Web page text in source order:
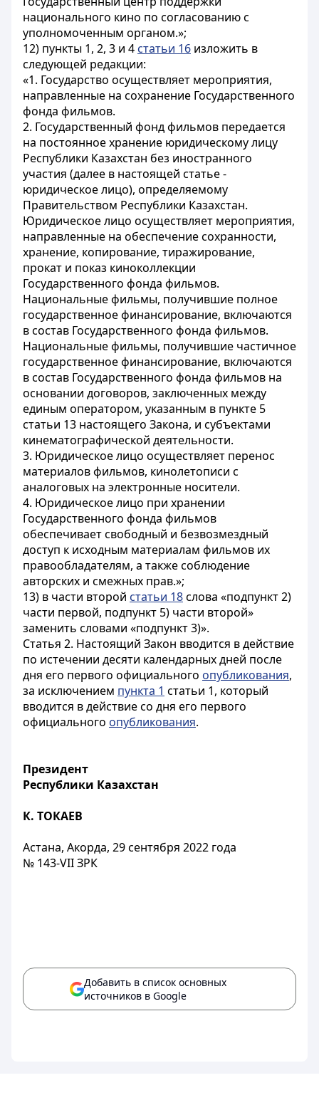
национального кино по согласованию с
уполномоченным органом.»;
12) пункты 1, 2, 3 и 4 статьи 16 изложить в
следующей редакции:
«1. Государство осуществляет мероприятия,
направленные на сохранение Государственного
фонда фильмов.
2. Государственный фонд фильмов передается
на постоянное хранение юридическому лицу
Республики Казахстан без иностранного
участия (далее в настоящей статье -
юридическое лицо), определяемому
Правительством Республики Казахстан.
Юридическое лицо осуществляет мероприятия,
направленные на обеспечение сохранности,
хранение, копирование, тиражирование,
прокат и показ киноколлекции
Государственного фонда фильмов.
Национальные фильмы, получившие полное
государственное финансирование, включаются
в состав Государственного фонда фильмов.
Национальные фильмы, получившие частичное
государственное финансирование, включаются
в состав Государственного фонда фильмов на
основании договоров, заключенных между
единым оператором, указанным в пункте 5
статьи 13 настоящего Закона, и субъектами
кинематографической деятельности.
3. Юридическое лицо осуществляет перенос
материалов фильмов, кинолетописи с
аналоговых на электронные носители.
4. Юридическое лицо при хранении
Государственного фонда фильмов
обеспечивает свободный и безвозмездный
доступ к исходным материалам фильмов их
правообладателям, а также соблюдение
авторских и смежных прав.»;
13) в части второй статьи 18слова «подпункт 2)
части первой, подпункт 5) части второй»
заменить словами «подпункт 3)».
Статья 2. Настоящий Закон вводится в действие
по истечении десяти календарных дней после
дня его первого официального опубликования,
за исключением пункта 1 статьи 1, который
вводится в действие со дня его первого
официального опубликования.
Президент
Республики Казахстан
К. ТОКАЕВ
Астана, Акорда, 29 сентября 2022 года
№ 143-VII ЗРК
Добавить в список основных
источников в Google